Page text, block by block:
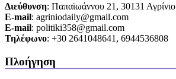
Διεύθυνση: Παπαϊωάννου 21, 30131 Αγρίνιο
Ε-mail: agriniodaily@gmail.com
Ε-mail: politiki358@gmail.com
Τηλέφωνο: +30 2641048641, 6944536808
Πλοήγηση